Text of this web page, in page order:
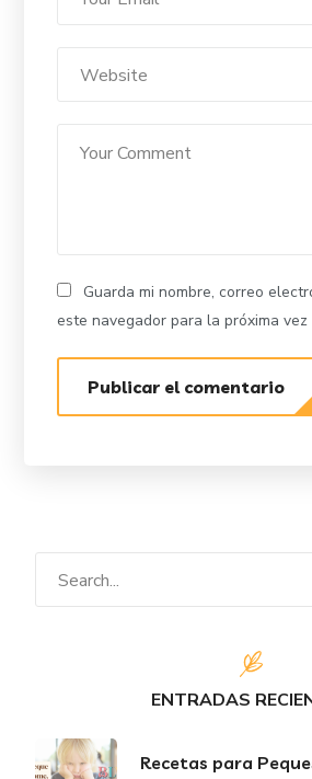
Guarda mi nombre, correo
este navegador para la próxima vez
ENTRADAS
Recetas para